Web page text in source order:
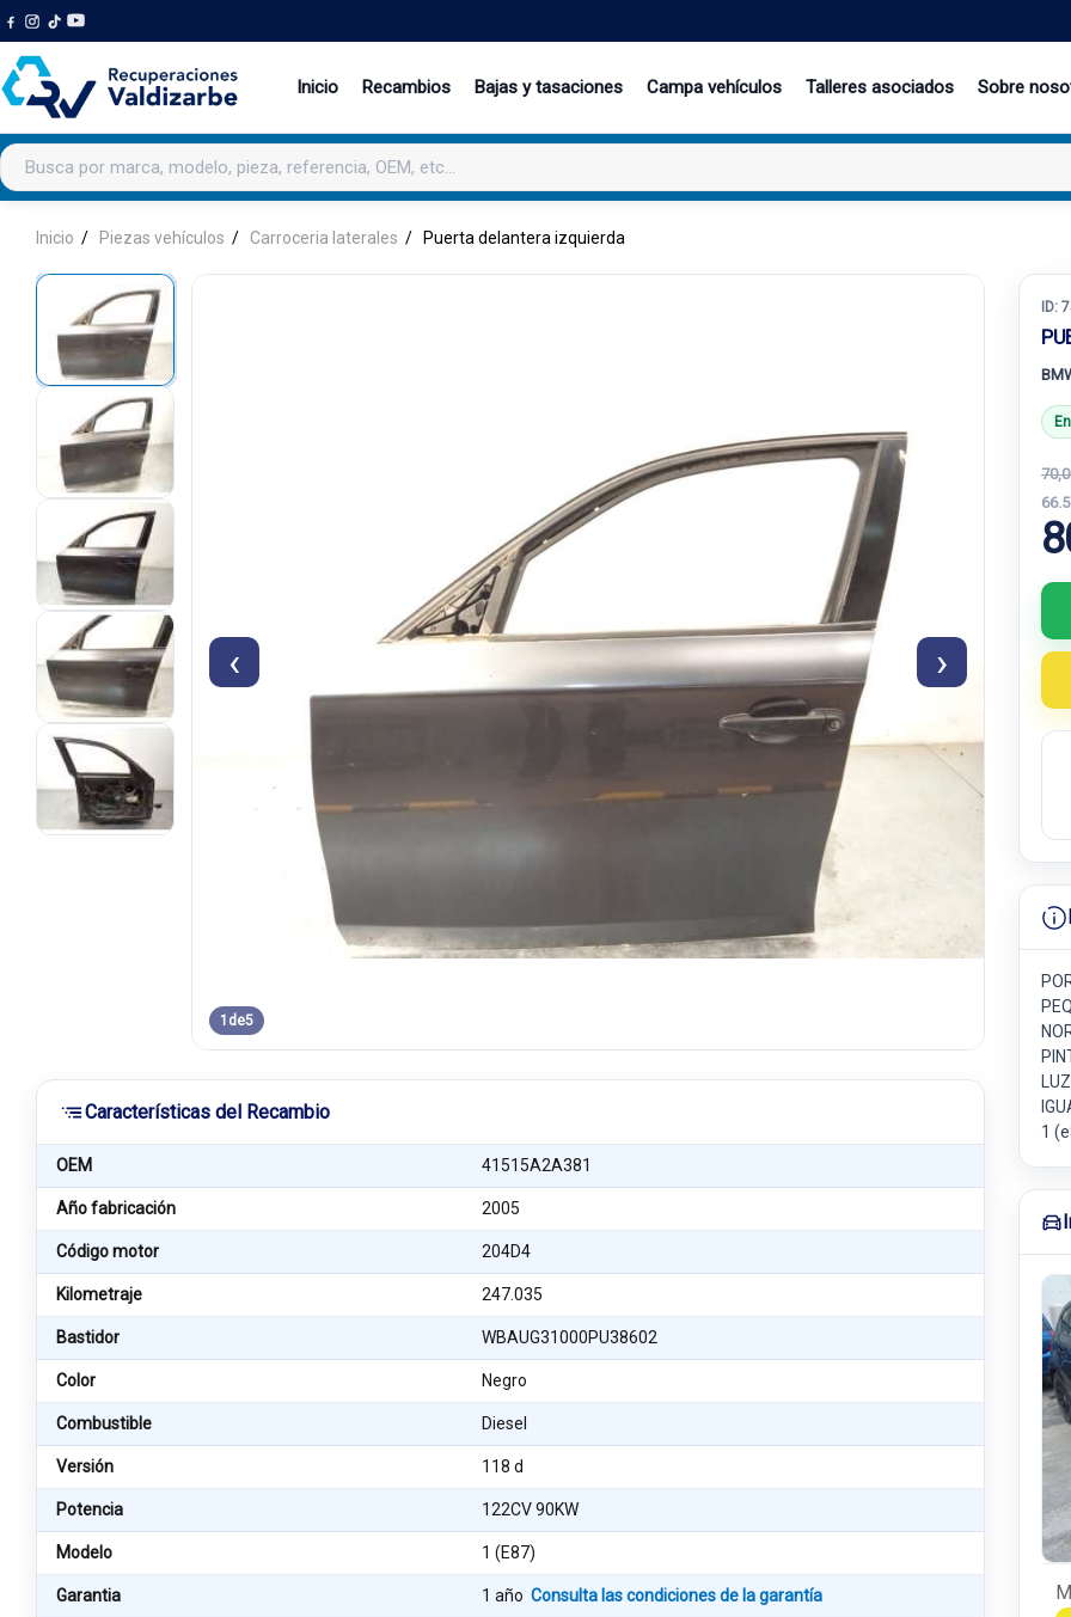
Inicio Recambios Bajas y tasaciones Campa vehículos Talleres asociados Sobre
Buscar productos
Inicio Piezas vehículos Carroceria laterales Puerta delantera izquierda
‹ ›
1 de5
Características del Recambio
OEM 41515A2A381
Año fabricación 2005
Código motor 204D4
Kilometraje 247.035
Bastidor WBAUG31000PU38602
Color Negro
Combustible Diesel
Versión 118 d
Potencia 122CV 90KW
Modelo 1 (E87)
Garantia 1 añoConsulta las condiciones de la garantía
ID:
1